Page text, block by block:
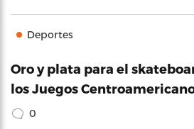
Deportes
Oro y plata para el
los Juegos
0